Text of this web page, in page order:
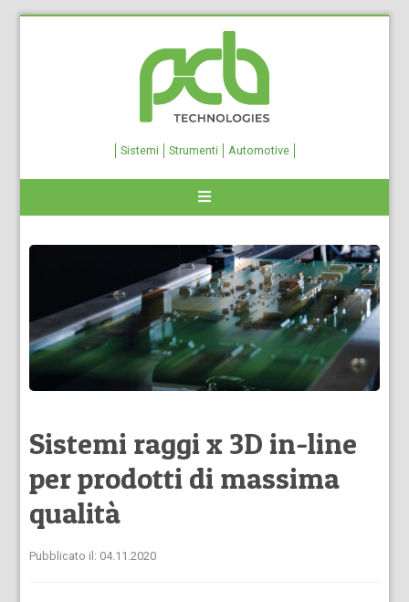
Sistemi Strumenti Automotive
Sistemi raggi x 3D in-line
per prodotti di massima
qualità
Pubblicato il: 04.11.2020